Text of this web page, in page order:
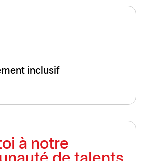
inclusif
à notre